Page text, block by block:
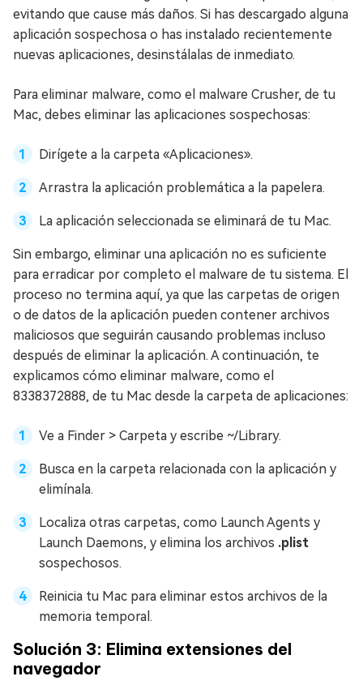
evitando que cause más daños. Si has descargado alguna
aplicación sospechosa o has instalado recientemente
nuevas aplicaciones, desinstálalas de inmediato.
Para eliminar malware, como el malware Crusher, de tu
Mac, debes eliminar las aplicaciones sospechosas:
Dirígete a la carpeta «Aplicaciones».
Arrastra la aplicación problemática a la papelera.
La aplicación seleccionada se eliminará de tu Mac.
Sin embargo, eliminar una aplicación no es suficiente
para erradicar por completo el malware de tu sistema. El
proceso no termina aquí, ya que las carpetas de origen
o de datos de la aplicación pueden contener archivos
maliciosos que seguirán causando problemas incluso
después de eliminar la aplicación. A continuación, te
explicamos cómo eliminar malware, como el
8338372888, de tu Mac desde la carpeta de aplicaciones:
Ve a Finder > Carpeta y escribe ~/Library.
Busca en la carpeta relacionada con la aplicación y
elimínala.
Localiza otras carpetas, como Launch Agents y
Launch Daemons, y elimina los archivos .plist
sospechosos.
Reinicia tu Mac para eliminar estos archivos de la
memoria temporal.
Solución 3: Elimina extensiones del
navegador